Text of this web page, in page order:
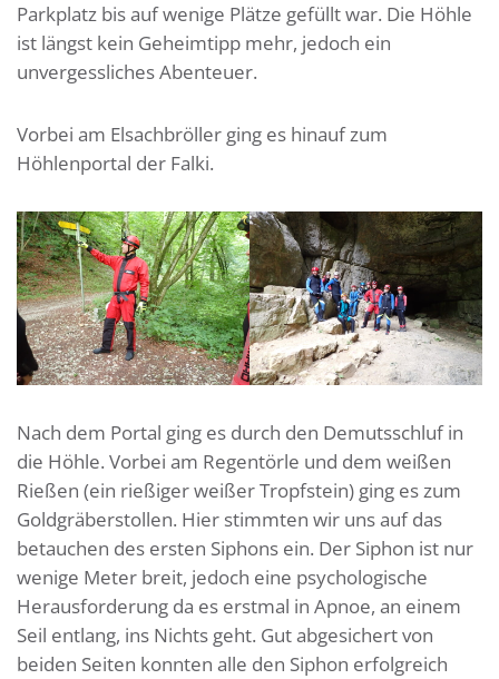
Parkplatz bis auf wenige Plätze gefüllt war. Die Höhle
ist längst kein Geheimtipp mehr, jedoch ein
unvergessliches Abenteuer.
Vorbei am Elsachbröller ging es hinauf zum
Höhlenportal der Falki.
Nach dem Portal ging es durch den Demutsschluf in
die Höhle. Vorbei am Regentörle und dem weißen
Rießen (ein rießiger weißer Tropfstein) ging es zum
Goldgräberstollen. Hier stimmten wir uns auf das
betauchen des ersten Siphons ein. Der Siphon ist nur
wenige Meter breit, jedoch eine psychologische
Herausforderung da es erstmal in Apnoe, an einem
Seil entlang, ins Nichts geht. Gut abgesichert von
beiden Seiten konnten alle den Siphon erfolgreich